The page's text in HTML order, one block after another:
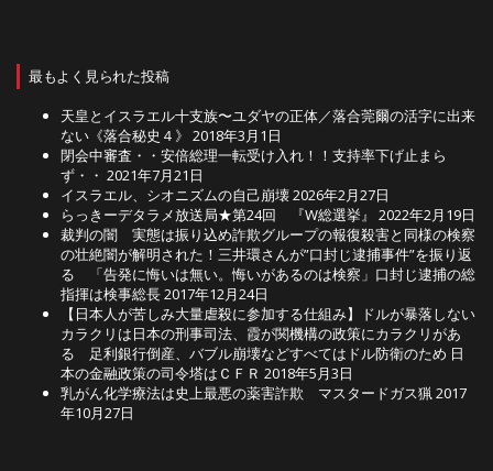
最もよく見られた投稿
天皇とイスラエル十支族〜ユダヤの正体／落合莞爾の活字に出来
ない《落合秘史４》 2018年3月1日
閉会中審査・・安倍総理一転受け入れ！！支持率下げ止まら
ず・・ 2021年7月21日
イスラエル、シオニズムの自己崩壊2026年2月27日
らっきーデタラメ放送局★第24回 『W総選挙』
2022年2月19日
裁判の闇 実態は振り込め詐欺グループの報復殺害と同様の検察
の壮絶闇が解明された！三井環さんが”口封じ逮捕事件”を振り返
る 「告発に悔いは無い。悔いがあるのは検察」口封じ逮捕の総
指揮は検事総長2017年12月24日
【日本人が苦しみ大量虐殺に参加する仕組み】ドルが暴落しない
カラクリは日本の刑事司法、霞が関機構の政策にカラクリがあ
る 足利銀行倒産、バブル崩壊などすべてはドル防衛のため 日
本の金融政策の司令塔はＣＦＲ 2018年5月3日
乳がん化学療法は史上最悪の薬害詐欺 マスタードガス猟2017
年10月27日